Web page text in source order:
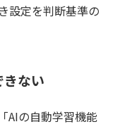
設定を判断基準の
きない
AIの自動学習機能